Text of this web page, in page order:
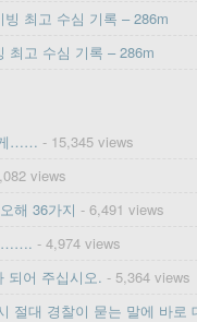
빙 최고 수심 기록 – 286m
최고 수심 기록 – 286m
게…… - 15,345 views
views
해 36가지 - 6,491 views
……. - 4,974 views
되어 주십시오. - 5,364 views
절대 경찰이 묻는 말에 바로